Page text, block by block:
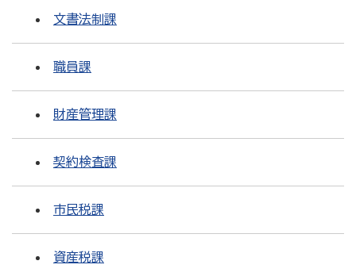
文書法制課
職員課
財産管理課
契約検査課
市民税課
資産税課